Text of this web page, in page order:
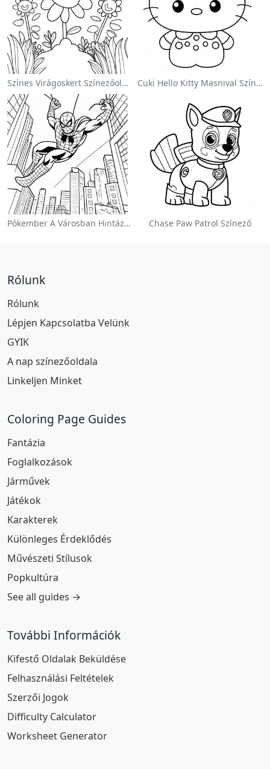
Színes Virágoskert Színezőoldalon Cuki Hello Kitty Masnival Színezőlap
Pókember A Városban Hintázva Színezőlap Chase Paw Patrol Színező
Rólunk
Rólunk
Lépjen Kapcsolatba Velünk
GYIK
A nap színezőoldala
Linkeljen Minket
Coloring Page Guides
Fantázia
Foglalkozások
Járművek
Játékok
Karakterek
Különleges Érdeklődés
Művészeti Stílusok
Popkultúra
See all guides →
További Információk
Kifestő Oldalak Beküldése
Felhasználási Feltételek
Szerzői Jogok
Difficulty Calculator
Worksheet Generator